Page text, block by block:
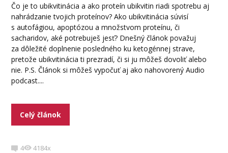
Čo je to ubikvitinácia a ako proteín ubikvitin riadi spotrebu aj
nahrádzanie tvojich proteínov? Ako ubikvitinácia súvisí
s autofágiou, apoptózou a množstvom proteínu, či
sacharidov, aké potrebuješ jesť? Dnešný článok považuj
za dôležité doplnenie posledného ku ketogénnej strave,
pretože ubikvitinácia ti prezradí, či si ju môžeš dovoliť alebo
nie. P.S. Článok si môžeš vypočuť aj ako nahovorený Audio
podcast....
Celý článok
4 4184x